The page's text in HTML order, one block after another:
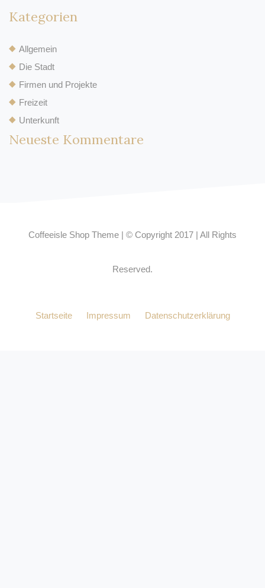
Kategorien
Allgemein
Die Stadt
Firmen und Projekte
Freizeit
Unterkunft
Neueste Kommentare
Coffeeisle Shop Theme | © Copyright 2017 | All Rights
Reserved.
Startseite Impressum Datenschutzerklärung